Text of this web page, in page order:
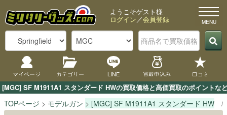
[MGC] SF M1911A1 スタンダード HWの買取価格と高価買取のポイント
ようこそゲスト様
ログイン／会員登録
マイページ カテゴリー LINE 買取申込み 口コミ
TOPページ モデルガン [MGC] SF M1911A1 スタンダード HW